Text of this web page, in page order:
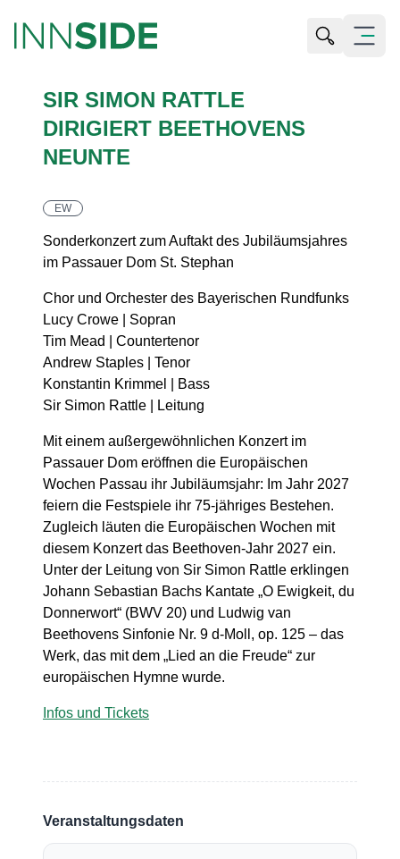
Suche
Menü
SIR SIMON RATTLE
DIRIGIERT BEETHOVENS
NEUNTE
EW
Sonderkonzert zum Auftakt des Jubiläumsjahres
im Passauer Dom St. Stephan
Chor und Orchester des Bayerischen Rundfunks
Lucy Crowe | Sopran
Tim Mead | Countertenor
Andrew Staples | Tenor
Konstantin Krimmel | Bass
Sir Simon Rattle | Leitung
Mit einem außergewöhnlichen Konzert im
Passauer Dom eröffnen die Europäischen
Wochen Passau ihr Jubiläumsjahr: Im Jahr 2027
feiern die Festspiele ihr 75-jähriges Bestehen.
Zugleich läuten die Europäischen Wochen mit
diesem Konzert das Beethoven-Jahr 2027 ein.
Unter der Leitung von Sir Simon Rattle erklingen
Johann Sebastian Bachs Kantate „O Ewigkeit, du
Donnerwort“ (BWV 20) und Ludwig van
Beethovens Sinfonie Nr. 9 d-Moll, op. 125 – das
Werk, das mit dem „Lied an die Freude“ zur
europäischen Hymne wurde.
Infos und Tickets
Veranstaltungsdaten